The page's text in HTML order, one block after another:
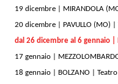
19 dicembre | MIRANDOLA
20 dicembre | PAVULLO (MO)
dal 26 dicembre al 6 gennaio
17 gennaio |
18 gennaio | BOLZANO |